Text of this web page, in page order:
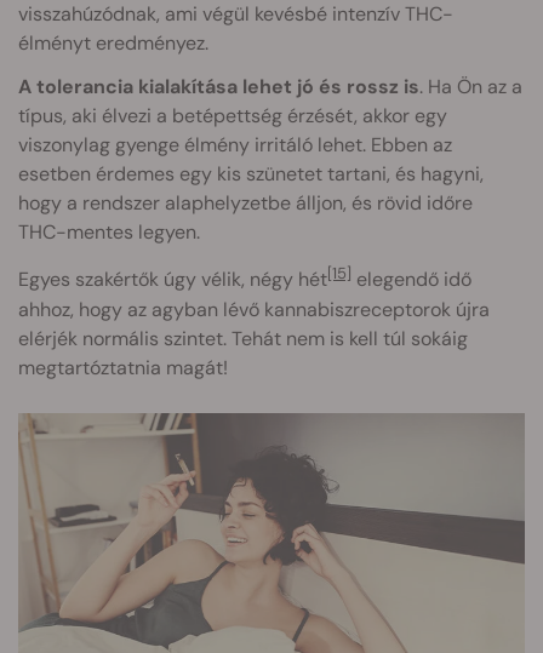
visszahúzódnak, ami végül kevésbé intenzív THC-
élményt eredményez.
A tolerancia kialakítása lehet jó és rossz is. Ha Ön az a
típus, aki élvezi a betépettség érzését, akkor egy
viszonylag gyenge élmény irritáló lehet. Ebben az
esetben érdemes egy kis szünetet tartani, és hagyni,
hogy a rendszer alaphelyzetbe álljon, és rövid időre
THC-mentes legyen.
Egyes szakértők úgy vélik, négy hét[15] elegendő idő
ahhoz, hogy az agyban lévő kannabiszreceptorok újra
elérjék normális szintet. Tehát nem is kell túl sokáig
megtartóztatnia magát!